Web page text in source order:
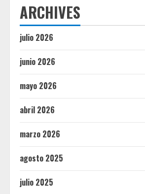
ARCHIVES
julio 2026
junio 2026
mayo 2026
abril 2026
marzo 2026
agosto 2025
julio 2025